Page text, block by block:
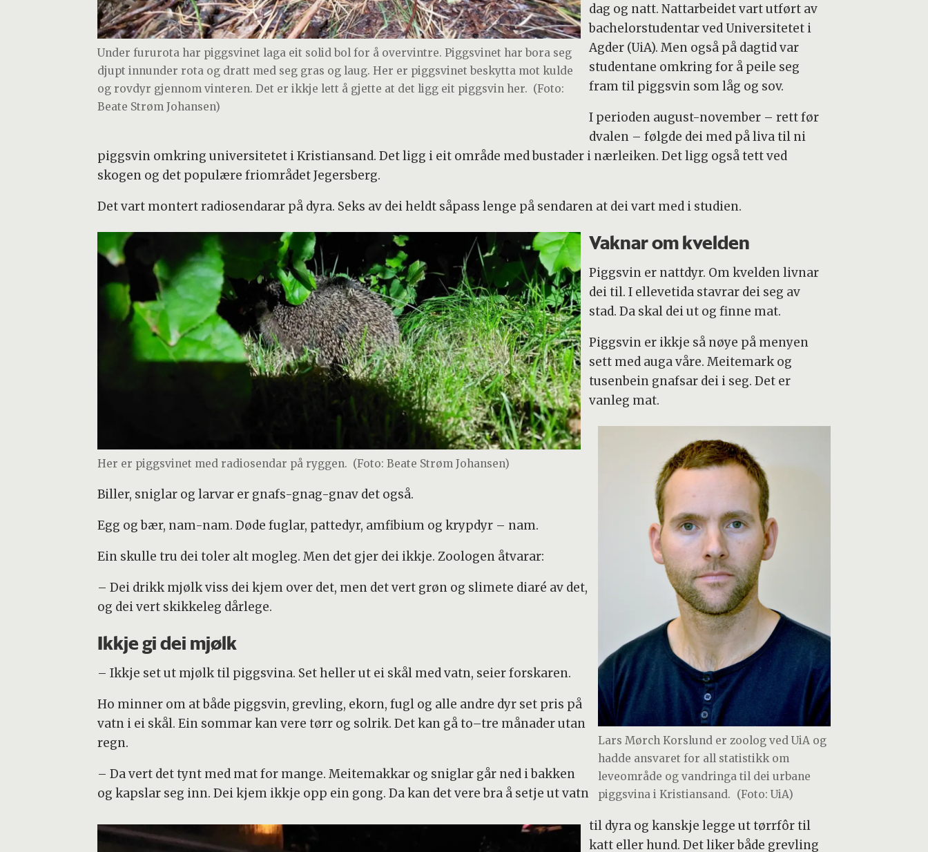
Under fururota har piggsvinet laga eit solid bol for å overvintre. Piggsvinet har bora seg
djupt innunder rota og dratt med seg gras og laug. Her er piggsvinet beskytta mot kulde
og rovdyr gjennom vinteren. Det er ikkje lett å gjette at det ligg eit piggsvin her. (Foto:
Beate Strøm Johansen)
dag og natt. Nattarbeidet vart utført av
bachelorstudentar ved Universitetet i
Agder (UiA). Men også på dagtid var
studentane omkring for å peile seg
fram til piggsvin som låg og sov.
I perioden august-november – rett før
dvalen – følgde dei med på liva til ni
piggsvin omkring universitetet i Kristiansand. Det ligg i eit område med bustader i nærleiken. Det ligg også tett ved
skogen og det populære friområdet Jegersberg.
Det vart montert radiosendarar på dyra. Seks av dei heldt såpass lenge på sendaren at dei vart med i studien.
Her er piggsvinet med radiosendar på ryggen. (Foto: Beate Strøm Johansen)
Vaknar om kvelden
Piggsvin er nattdyr. Om kvelden livnar
dei til. I ellevetida stavrar dei seg av
stad. Da skal dei ut og finne mat.
Piggsvin er ikkje så nøye på menyen
sett med auga våre. Meitemark og
tusenbein gnafsar dei i seg. Det er
vanleg mat.
Lars Mørch Korslund er zoolog ved UiA og
hadde ansvaret for all statistikk om
leveområde og vandringa til dei urbane
piggsvina i Kristiansand. (Foto: UiA)
Biller, sniglar og larvar er gnafs-gnag-gnav det også.
Egg og bær, nam-nam. Døde fuglar, pattedyr, amfibium og krypdyr – nam.
Ein skulle tru dei toler alt mogleg. Men det gjer dei ikkje. Zoologen åtvarar:
– Dei drikk mjølk viss dei kjem over det, men det vert grøn og slimete diaré av det,
og dei vert skikkeleg dårlege.
Ikkje gi dei mjølk
– Ikkje set ut mjølk til piggsvina. Set heller ut ei skål med vatn, seier forskaren.
Ho minner om at både piggsvin, grevling, ekorn, fugl og alle andre dyr set pris på
vatn i ei skål. Ein sommar kan vere tørr og solrik. Det kan gå to–tre månader utan
regn.
– Da vert det tynt med mat for mange. Meitemakkar og sniglar går ned i bakken
og kapslar seg inn. Dei kjem ikkje opp ein gong. Da kan det vere bra å setje ut vatn
til dyra og kanskje legge ut tørrfôr til
katt eller hund. Det liker både grevling